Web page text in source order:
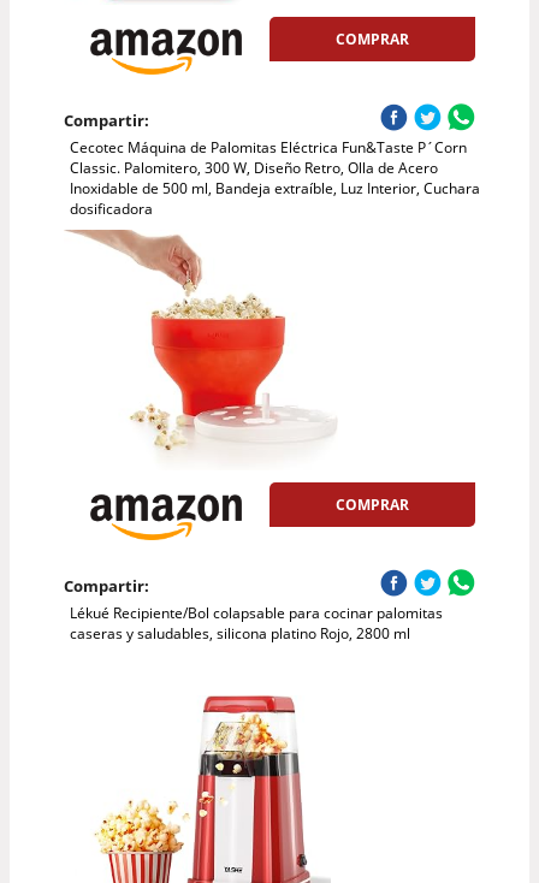
COMPRAR
Compartir:
Cecotec Máquina de Palomitas Eléctrica Fun&Taste P´Corn
Classic. Palomitero, 300 W, Diseño Retro, Olla de Acero
Inoxidable de 500 ml, Bandeja extraíble, Luz Interior, Cuchara
dosificadora
COMPRAR
Compartir:
Lékué Recipiente/Bol colapsable para cocinar palomitas
caseras y saludables, silicona platino Rojo, 2800 ml